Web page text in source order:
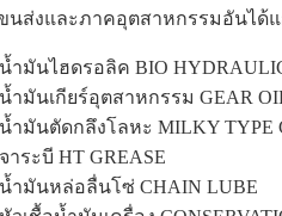
นส่งและภาคอุตสาหกรรมอันได้
น้ำมันไฮดรอลิค BIO
น้ำมันเกียร์อุตสาหกรรม GEAR
น้ำมันตัดกลึงโลหะ MILKY TYPE
จาระบี HT GREASE
น้ำมันหล่อลื่นโซ่ CHAIN LUBE